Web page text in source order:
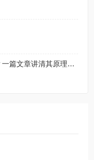
什么是轮廓仪(粗糙度轮廓仪)？一篇文章讲清其原理与使用